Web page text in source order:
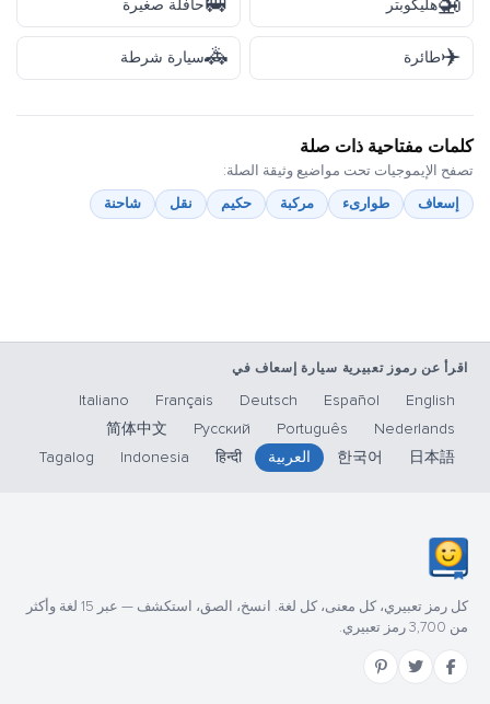
هليكوبتر حافلة صغيرة
✈️طائرة 🚓سيارة شرطة
كلمات مفتاحية ذات صلة
تصفح الإيموجيات تحت مواضيع وثيقة الصلة:
إسعاف
طوارىء مركبة حكيم نقل شاحنة
اقرأ عن رموز تعبيرية سيارة إسعاف في
English
Español
Deutsch
Français
Italiano
Nederlands
Português
Русский
简体中文
日本語
한국어 العربية हिन्दी
Indonesia
Tagalog
كل رمز تعبيري، كل معنى، كل لغة. انسخ، الصق، استكشف — عبر 15 لغة وأكثر
من 3,700 رمز تعبيري.